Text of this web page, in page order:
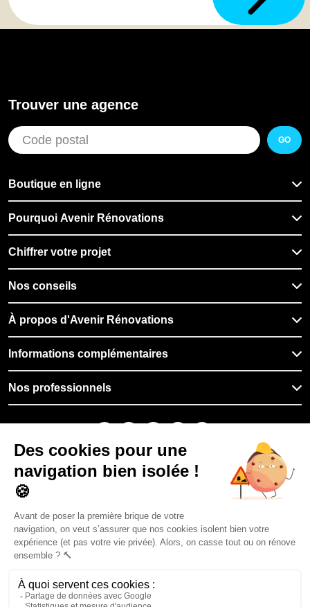
Trouver une agence
GO
Boutique en ligne
Pourquoi Avenir Rénovations
Chiffrer votre projet
Nos conseils
À propos d'Avenir Rénovations
Informations complémentaires
Nos professionnels